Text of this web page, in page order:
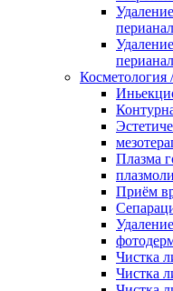
Косметология
Плазма
Приём
Чистка
Чистка